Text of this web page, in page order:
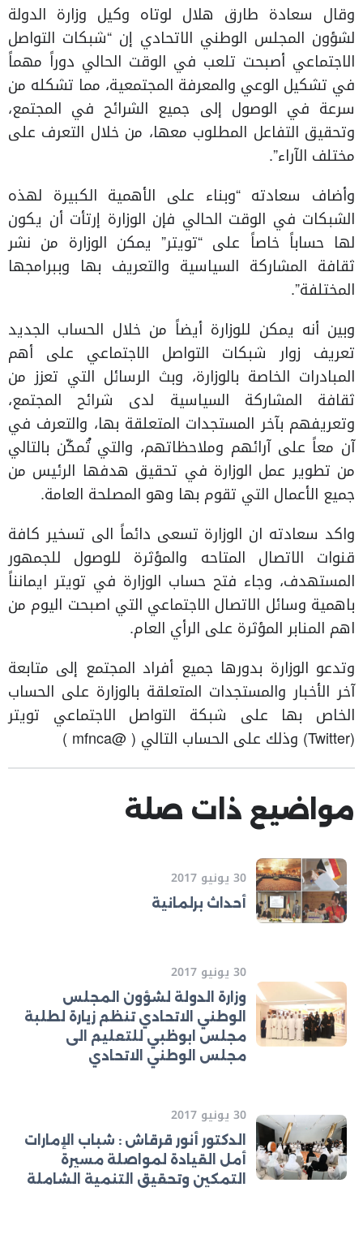
وقال سعادة طارق هلال لوتاه وكيل وزارة الدولة
لشؤون المجلس الوطني الاتحادي إن “شبكات التواصل
الاجتماعي أصبحت تلعب في الوقت الحالي دوراً مهماً
في تشكيل الوعي والمعرفة المجتمعية، مما تشكله من
سرعة في الوصول إلى جميع الشرائح في المجتمع،
وتحقيق التفاعل المطلوب معها، من خلال التعرف على
مختلف الآراء”.
وأضاف سعادته “وبناء على الأهمية الكبيرة لهذه
الشبكات في الوقت الحالي فإن الوزارة إرتأت أن يكون
لها حساباً خاصاً على “تويتر” يمكن الوزارة من نشر
ثقافة المشاركة السياسية والتعريف بها وببرامجها
المختلفة”.
وبين أنه يمكن للوزارة أيضاً من خلال الحساب الجديد
تعريف زوار شبكات التواصل الاجتماعي على أهم
المبادرات الخاصة بالوزارة، وبث الرسائل التي تعزز من
ثقافة المشاركة السياسية لدى شرائح المجتمع،
وتعريفهم بآخر المستجدات المتعلقة بها، والتعرف في
آن معاً على آرائهم وملاحظاتهم، والتي تُمكّن بالتالي
من تطوير عمل الوزارة في تحقيق هدفها الرئيس من
جميع الأعمال التي تقوم بها وهو المصلحة العامة.
واكد سعادته ان الوزارة تسعى دائماً الى تسخير كافة
قنوات الاتصال المتاحه والمؤثرة للوصول للجمهور
المستهدف، وجاء فتح حساب الوزارة في تويتر ايمانناً
باهمية وسائل الاتصال الاجتماعي التي اصبحت اليوم من
اهم المنابر المؤثرة على الرأي العام.
وتدعو الوزارة بدورها جميع أفراد المجتمع إلى متابعة
آخر الأخبار والمستجدات المتعلقة بالوزارة على الحساب
الخاص بها على شبكة التواصل الاجتماعي تويتر
(Twitter) وذلك على الحساب التالي ( @mfnca )​
مواضيع ذات صلة
30 يونيو 2017
أحداث برلمانية
30 يونيو 2017
وزارة الدولة لشؤون المجلس
الوطني الاتحادي تنظم زيارة لطلبة
مجلس ابوظبي للتعليم الى
مجلس الوطني الاتحادي
30 يونيو 2017
الدكتور أنور قرقاش : شباب الإمارات
أمل القيادة لمواصلة مسيرة
التمكين وتحقيق التنمية الشاملة